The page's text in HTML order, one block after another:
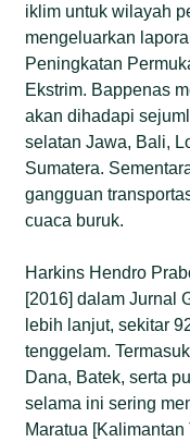
iklim untuk wilayah
mengeluarkan
Peningkatan
Ekstrim. Bappenas
akan dihadapi
selatan Jawa, Bali,
Sumatera.
gangguan
cuaca buruk.
Harkins Hendro
[2016] dalam Jurnal
lebih lanjut, sekitar
tenggelam.
Dana, Batek, serta
selama ini sering
Maratua